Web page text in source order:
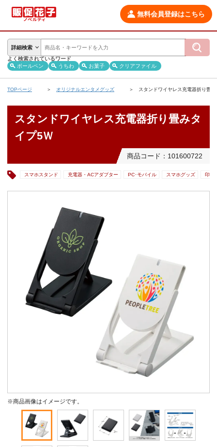
無料会員登録はこちら
詳細検索
よく検索されているワード
ボールペン
うちわ お菓子 クリアファイル
TOPページ オリジナルエンタメグッズ スタンドワイヤレス充電器折り畳
スタンドワイヤレス充電器折り畳みタ
イプ5Ｗ
商品コード：101600722
スマホスタンド 充電器・ACアダプター PC･モバイル スマホグッズ 印刷
※商品画像はイメージです。